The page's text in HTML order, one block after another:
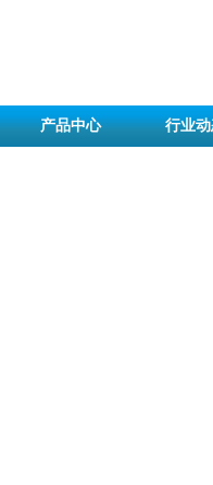
产品中心 行业